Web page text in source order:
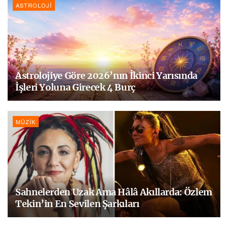
ASTROLOJI
Astrolojiye Göre 2026’nın İkinci Yarısında
İşleri Yoluna Girecek 4 Burç
MÜZIK
Sahnelerden Uzak Ama Hâlâ Akıllarda: Özlem
Tekin’in En Sevilen Şarkıları